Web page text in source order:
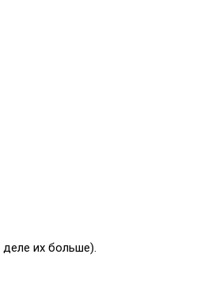
их больше).